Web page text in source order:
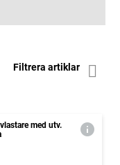
Filtrera artiklar
med utv.